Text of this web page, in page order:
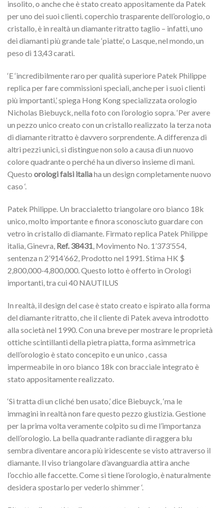
insolito, o anche che è stato creato appositamente da Patek
per uno dei suoi clienti. coperchio trasparente dell’orologio, o
cristallo, è in realtà un diamante ritratto taglio – infatti, uno
dei diamanti più grande tale ‘piatte’, o Lasque, nel mondo, un
peso di 13,43 carati.
‘E ‘incredibilmente raro per qualità superiore Patek Philippe
replica per fare commissioni speciali, anche per i suoi clienti
più importanti,’ spiega Hong Kong specializzata orologio
Nicholas Biebuyck, nella foto con l’orologio sopra. ‘Per avere
un pezzo unico creato con un cristallo realizzato la terza nota
di diamante ritratto è davvero sorprendente. A differenza di
altri pezzi unici, si distingue non solo a causa di un nuovo
colore quadrante o perché ha un diverso insieme di mani.
Questo orologi falsi italiaha un design completamente nuovo
caso ‘.
Patek Philippe. Un braccialetto triangolare oro bianco 18k
unico, molto importante e finora sconosciuto guardare con
vetro in cristallo di diamante. Firmato replica Patek Philippe
italia, Ginevra, Ref. 38431, Movimento No. 1’373’554,
sentenza n 2’914’662, Prodotto nel 1991. Stima HK $
2,800,000-4,800,000. Questo lotto è offerto in Orologi
importanti, tra cui 40 NAUTILUS
In realtà, il design del case è stato creato e ispirato alla forma
del diamante ritratto, che il cliente di Patek aveva introdotto
alla società nel 1990. Con una breve per mostrare le proprietà
ottiche scintillanti della pietra piatta, forma asimmetrica
dell’orologio è stato concepito e un unico , cassa
impermeabile in oro bianco 18k con bracciale integrato è
stato appositamente realizzato.
‘Si tratta di un cliché ben usato,’ dice Biebuyck, ‘ma le
immagini in realtà non fare questo pezzo giustizia. Gestione
per la prima volta veramente colpito su di me l’importanza
dell’orologio. La bella quadrante radiante di raggera blu
sembra diventare ancora più iridescente se visto attraverso il
diamante. Il viso triangolare d’avanguardia attira anche
l’occhio alle faccette. Come si tiene l’orologio, è naturalmente
desidera spostarlo per vederlo shimmer ‘.